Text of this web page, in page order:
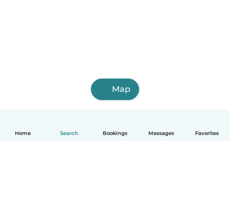
Home Search Bookings Messages Favorites
Map